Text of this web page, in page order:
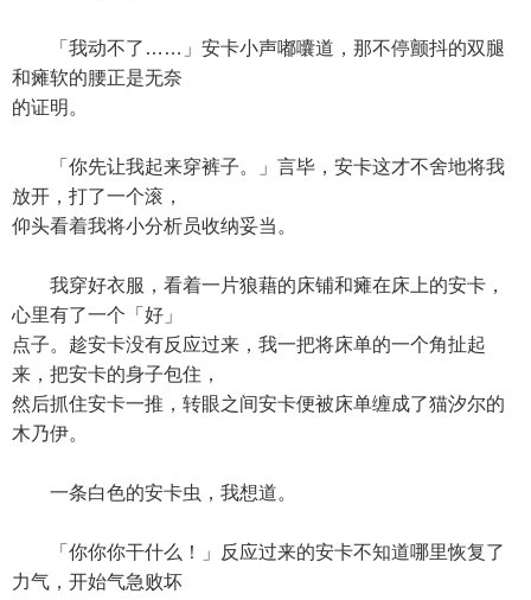
「我动不了……」安卡小声嘟囔道，那不停颤抖的双腿
和瘫软的腰正是无奈
的证明。
「你先让我起来穿裤子。」言毕，安卡这才不舍地将我
放开，打了一个滚，
仰头看着我将小分析员收纳妥当。
我穿好衣服，看着一片狼藉的床铺和瘫在床上的安卡，
心里有了一个「好」
点子。趁安卡没有反应过来，我一把将床单的一个角扯起
来，把安卡的身子包住，
然后抓住安卡一推，转眼之间安卡便被床单缠成了猫汐尔的
木乃伊。
一条白色的安卡虫，我想道。
「你你你干什么！」反应过来的安卡不知道哪里恢复了
力气，开始气急败坏